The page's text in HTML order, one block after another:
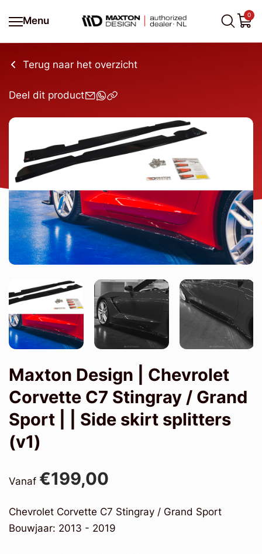
Menu
0
Terug naar het overzicht
Deel dit product
Maxton Design | Chevrolet
Corvette C7 Stingray / Grand
Sport | | Side skirt splitters
(v1)
Vanaf €199,00
Chevrolet Corvette C7 Stingray / Grand Sport
Bouwjaar: 2013 - 2019